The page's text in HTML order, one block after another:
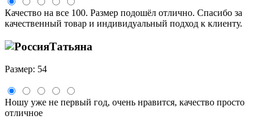
Качество на все 100. Размер подошёл отлично. Спасибо за
качественный товар и индивидуальный подход к клиенту.
Татьяна
Размер: 54
Ношу уже не первый год, очень нравится, качество просто
отличное